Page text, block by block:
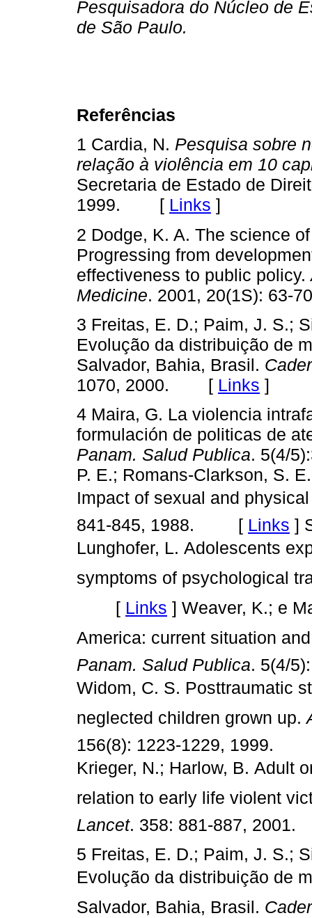
Pesquisadora do Núcleo de
de São Paulo.
Referências
1 Cardia, N. Pesquisa sobre
relação à violência em 10
Secretaria de Estado de
1999. [ Links ]
2 Dodge, K. A. The science
Progressing from
effectiveness to public policy.
Medicine. 2001, 20(1S):
3 Freitas, E. D.; Paim, J. S.;
Evolução da distribuição de
Salvador, Bahia, Brasil.
1070, 2000. [ Links ]
4 Maira, G. La violencia
formulación de politicas de
Panam. Salud Publica. 5(4/
P. E.; Romans-Clarkson, S.
Impact of sexual and
841-845, 1988. [ Links ]
Lunghofer, L. Adolescents
symptoms of psychological
[ Links ] Weaver, K.; e
America: current situation
Panam. Salud Publica. 5(4/
Widom, C. S. Posttraumatic
neglected children grown up.
156(8): 1223-1229,
Krieger, N.; Harlow, B. Adult
relation to early life violent
Lancet. 358: 881-887,
5 Freitas, E. D.; Paim, J. S.;
Evolução da distribuição de
Salvador, Bahia, Brasil.